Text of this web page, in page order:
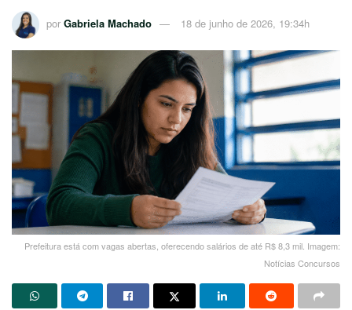
por Gabriela Machado 18 de junho de 2026, 19:34h
Prefeitura está com vagas abertas, oferecendo salários de até R$ 8,3 mil. Imagem:
Notícias Concursos